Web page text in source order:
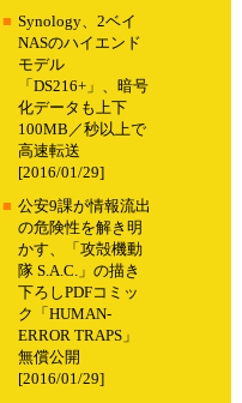
■ Synology、2ベイ
NASのハイエンド
モデル
「DS216+」、暗号
化データも上下
100MB／秒以上で
高速転送
[2016/01/29]
■ 公安9課が情報流出
の危険性を解き明
かす、「攻殻機動
隊 S.A.C.」の描き
下ろしPDFコミッ
ク「HUMAN-
ERROR TRAPS」
無償公開
[2016/01/29]